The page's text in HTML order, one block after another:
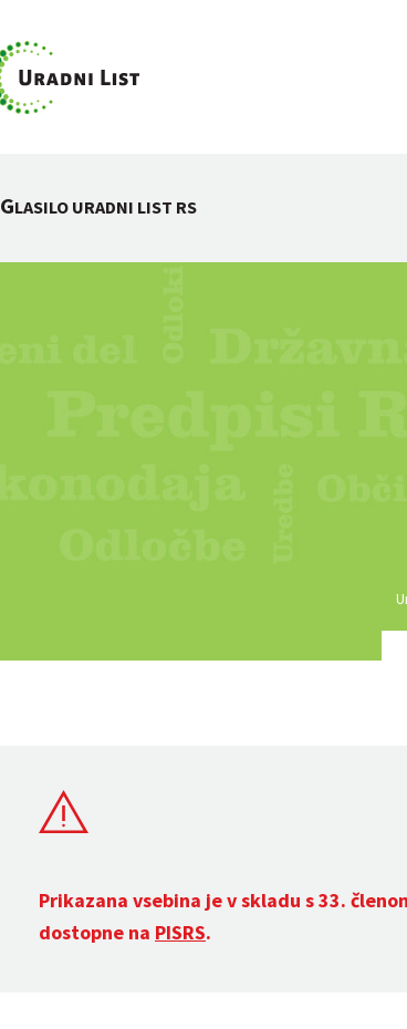
GLASILO URADNI LIST RS
Prikazana vsebina je v skladu s 33.
dostopne na PISRS.